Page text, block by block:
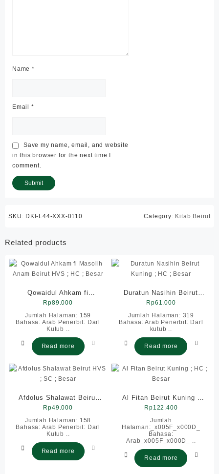
Name *
Email *
Save my name, email, and website
in this browser for the next time I
comment.
SKU: DKI-L44-XXX-0110 Category: Kitab Beirut
Related products
Qowaidul Ahkam fi
Masolih Anam Beirut HVS
; HC ; Besar
Rp89.000
Jumlah Halaman: 159
Bahasa: Arab Penerbit: Darl
Kutub ..
Read more
Duratun Nasihin Beirut
Kuning ; HC ; Besar
Rp61.000
Jumlah Halaman: 319
Bahasa: Arab Penerbit: Darl
kutub ..
Read more
Afdolus Shalawat Beirut
HVS ; SC ; Besar
Rp49.000
Jumlah Halaman: 158
Bahasa: Arab Penerbit: Darl
Kutub ..
Read more
Al Fitan Beirut Kuning ;
HC ; Besar
Rp122.400
Jumlah
Halaman:_x005F_x000D_
Bahasa:
Arab_x005F_x000D_ ..
Read more